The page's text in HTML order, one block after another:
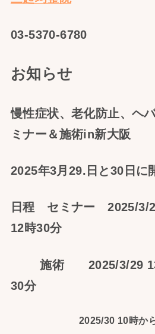
03-5370-6780
お知らせ
慢性症状、老化防止、ヘ
ミナー＆施術in新大阪
2025年3月29.日と30日
日程 セミナー 2025/3/
12時30分
施術 2025/3/29 13
30分
2025/30 10時から